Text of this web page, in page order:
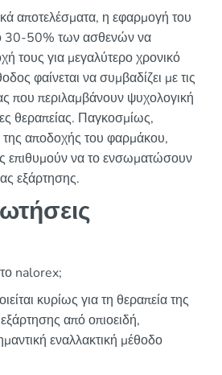
αποτελέσματα, η εφαρμογή του
30-50% των ασθενών να
τους για μεγαλύτερο χρονικό
φαίνεται να συμβαδίζει με τις
που περιλαμβάνουν ψυχολογική
θεραπείας. Παγκοσμίως,
της αποδοχής του φαρμάκου,
επιθυμούν να το ενσωματώσουν
εξάρτησης.
το nalorex;
κυρίως για τη θεραπεία της
από οπιοειδή,
εναλλακτική μέθοδο